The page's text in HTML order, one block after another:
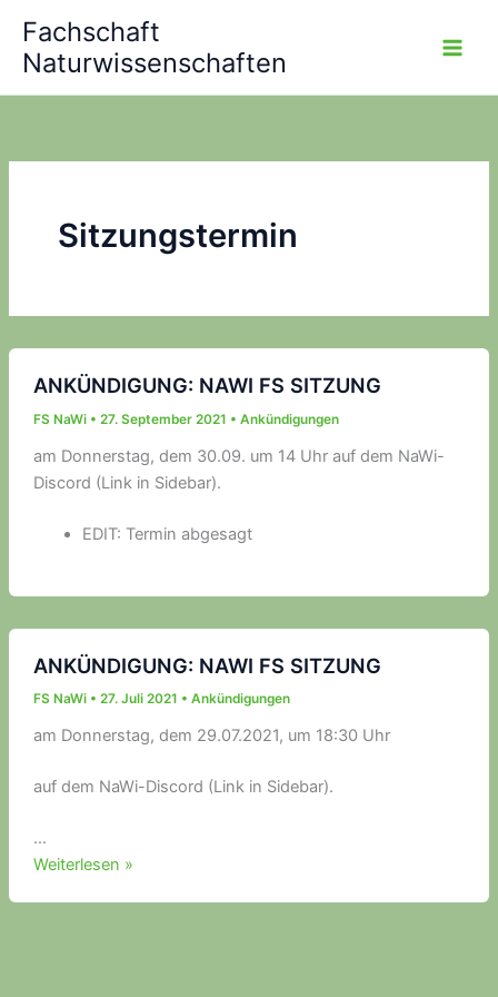
Inhalt
springen
Fachschaft
Naturwissenschaften
Sitzungstermin
ANKÜNDIGUNG: NAWI FS SITZUNG
FS NaWi • 27. September 2021 • Ankündigungen
am Donnerstag, dem 30.09. um 14 Uhr auf dem NaWi-
Discord (Link in Sidebar).
EDIT: Termin abgesagt
ANKÜNDIGUNG: NAWI FS SITZUNG
FS NaWi • 27. Juli 2021 • Ankündigungen
am Donnerstag, dem 29.07.2021, um 18:30 Uhr
auf dem NaWi-Discord (Link in Sidebar).
…
ANKÜNDIGUNG:
Weiterlesen »